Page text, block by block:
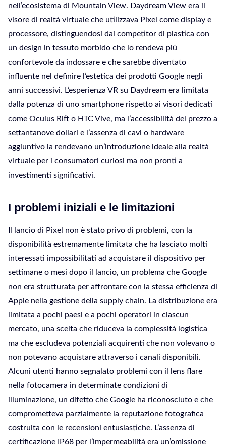
nell’ecosistema di Mountain View. Daydream View era il
visore di realtà virtuale che utilizzava Pixel come display e
processore, distinguendosi dai competitor di plastica con
un design in tessuto morbido che lo rendeva più
confortevole da indossare e che sarebbe diventato
influente nel definire l’estetica dei prodotti Google negli
anni successivi. L’esperienza VR su Daydream era limitata
dalla potenza di uno smartphone rispetto ai visori dedicati
come Oculus Rift o HTC Vive, ma l’accessibilità del prezzo a
settantanove dollari e l’assenza di cavi o hardware
aggiuntivo la rendevano un’introduzione ideale alla realtà
virtuale per i consumatori curiosi ma non pronti a
investimenti significativi.
I problemi iniziali e le limitazioni
Il lancio di Pixel non è stato privo di problemi, con la
disponibilità estremamente limitata che ha lasciato molti
interessati impossibilitati ad acquistare il dispositivo per
settimane o mesi dopo il lancio, un problema che Google
non era strutturata per affrontare con la stessa efficienza di
Apple nella gestione della supply chain. La distribuzione era
limitata a pochi paesi e a pochi operatori in ciascun
mercato, una scelta che riduceva la complessità logistica
ma che escludeva potenziali acquirenti che non volevano o
non potevano acquistare attraverso i canali disponibili.
Alcuni utenti hanno segnalato problemi con il lens flare
nella fotocamera in determinate condizioni di
illuminazione, un difetto che Google ha riconosciuto e che
comprometteva parzialmente la reputazione fotografica
costruita con le recensioni entusiastiche. L’assenza di
certificazione IP68 per l’impermeabilità era un’omissione